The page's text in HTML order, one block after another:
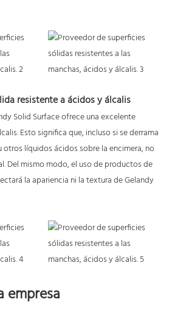
resistente a ácidos y álcalis
Solid Surface ofrece una excelente
Esto significa que, incluso si se derrama
líquidos ácidos sobre la encimera, no
Del mismo modo, el uso de productos de
la apariencia ni la textura de Gelandy
empresa